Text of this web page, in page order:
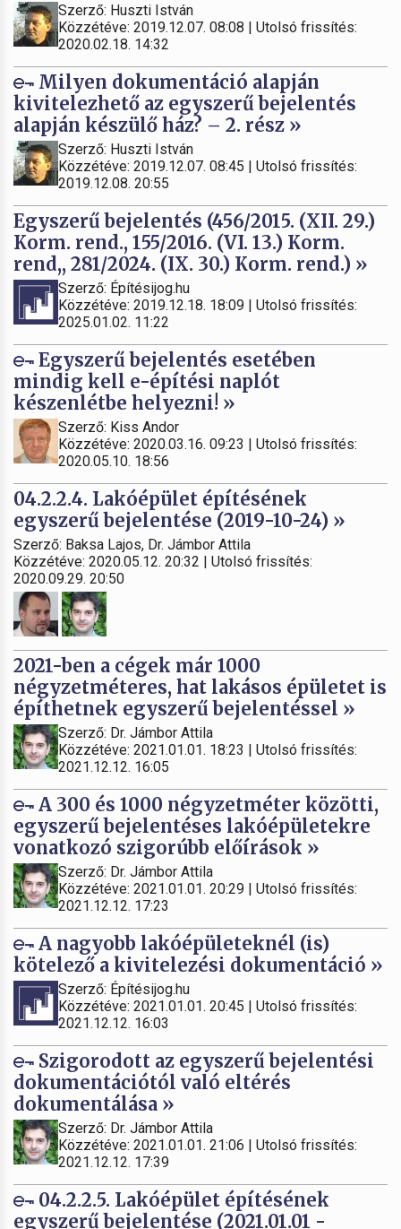
Szerző: Huszti István
Közzétéve: 2019.12.07. 08:08 | Utolsó frissítés:
2020.02.18. 14:32
Milyen dokumentáció alapján
kivitelezhető az egyszerű bejelentés
alapján készülő ház? – 2. rész »
Szerző: Huszti István
Közzétéve: 2019.12.07. 08:45 | Utolsó frissítés:
2019.12.08. 20:55
Egyszerű bejelentés (456/2015. (XII. 29.)
Korm. rend., 155/2016. (VI. 13.) Korm.
rend,, 281/2024. (IX. 30.) Korm. rend.) »
Szerző: Építésijog.hu
Közzétéve: 2019.12.18. 18:09 | Utolsó frissítés:
2025.01.02. 11:22
Egyszerű bejelentés esetében
mindig kell e-építési naplót
készenlétbe helyezni! »
Szerző: Kiss Andor
Közzétéve: 2020.03.16. 09:23 | Utolsó frissítés:
2020.05.10. 18:56
04.2.2.4. Lakóépület építésének
egyszerű bejelentése (2019-10-24) »
Szerző: Baksa Lajos, Dr. Jámbor Attila
Közzétéve: 2020.05.12. 20:32 | Utolsó frissítés:
2020.09.29. 20:50
2021-ben a cégek már 1000
négyzetméteres, hat lakásos épületet is
építhetnek egyszerű bejelentéssel »
Szerző: Dr. Jámbor Attila
Közzétéve: 2021.01.01. 18:23 | Utolsó frissítés:
2021.12.12. 16:05
A 300 és 1000 négyzetméter közötti,
egyszerű bejelentéses lakóépületekre
vonatkozó szigorúbb előírások »
Szerző: Dr. Jámbor Attila
Közzétéve: 2021.01.01. 20:29 | Utolsó frissítés:
2021.12.12. 17:23
A nagyobb lakóépületeknél (is)
kötelező a kivitelezési dokumentáció »
Szerző: Építésijog.hu
Közzétéve: 2021.01.01. 20:45 | Utolsó frissítés:
2021.12.12. 16:03
Szigorodott az egyszerű bejelentési
dokumentációtól való eltérés
dokumentálása »
Szerző: Dr. Jámbor Attila
Közzétéve: 2021.01.01. 21:06 | Utolsó frissítés:
2021.12.12. 17:39
04.2.2.5. Lakóépület építésének
egyszerű bejelentése (2021.01.01 -